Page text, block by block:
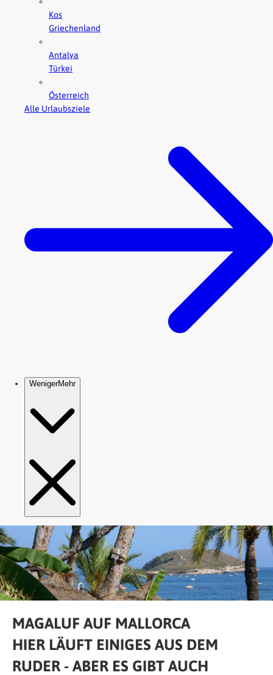
MAGALUF AUF MALLORCA
HIER LÄUFT EINIGES AUS DEM
RUDER - ABER ES GIBT AUCH